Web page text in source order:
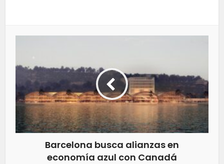
Barcelona busca alianzas en
economía azul con Canadá